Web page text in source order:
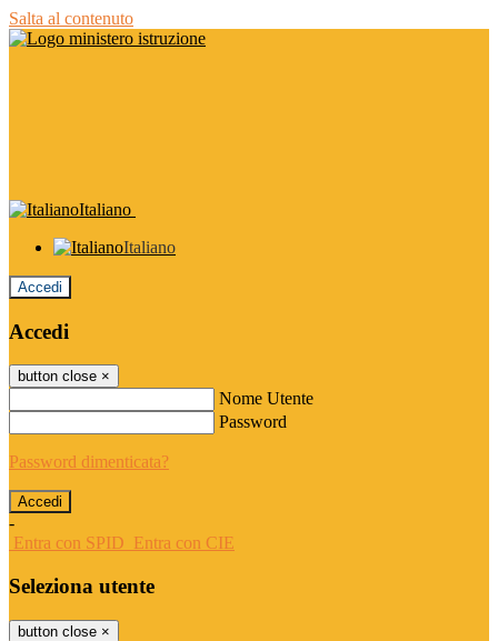
Salta al contenuto
Italiano
Italiano
Accedi
Accedi
button close ×
Nome Utente
Password
Password dimenticata?
-
Entra con SPID Entra con CIE
Seleziona utente
button close ×